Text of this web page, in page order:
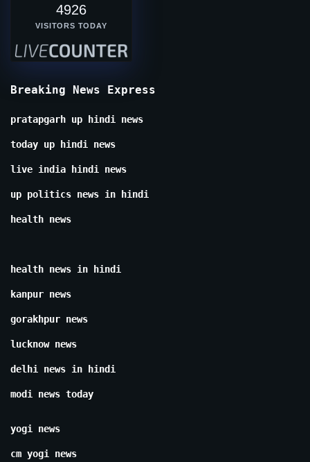
4926
VISITORS TODAY
Breaking News Express
pratapgarh up hindi news
today up hindi news
live india hindi news
up politics news in hindi
health news
health news in hindi
kanpur news
gorakhpur news
lucknow news
delhi news in hindi
modi news today
yogi news
cm yogi news